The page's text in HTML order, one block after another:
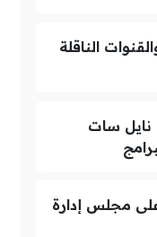
الناقلة
نايل سات
مجلس إدارة